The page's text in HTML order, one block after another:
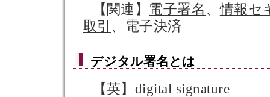
【関連】 電子署名 、情報セ
取引 、電子決済
デジタル署名 とは
【英】digital signature